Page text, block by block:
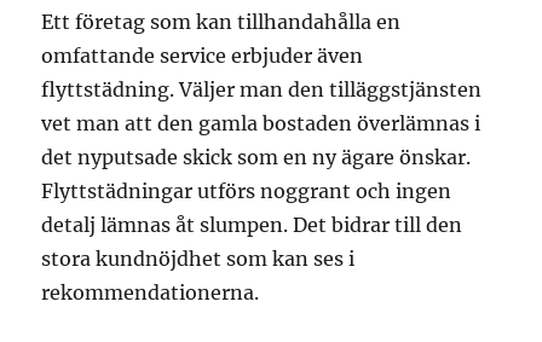
Ett företag som kan tillhandahålla en
omfattande service erbjuder även
flyttstädning. Väljer man den tilläggstjänsten
vet man att den gamla bostaden överlämnas i
det nyputsade skick som en ny ägare önskar.
Flyttstädningar utförs noggrant och ingen
detalj lämnas åt slumpen. Det bidrar till den
stora kundnöjdhet som kan ses i
rekommendationerna.